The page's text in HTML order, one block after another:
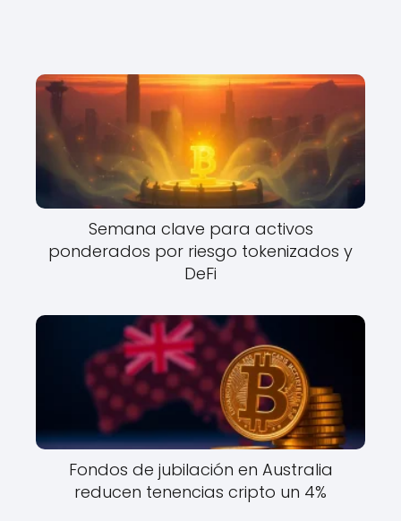
Semana clave para activos
ponderados por riesgo tokenizados y
DeFi
Fondos de jubilación en Australia
reducen tenencias cripto un 4%